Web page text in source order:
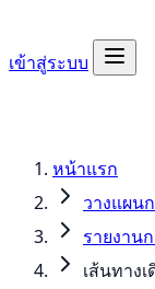
เข้าสู่ระบบ
หน้าแรก
วางแผน
รายงาน
เส้นทาง